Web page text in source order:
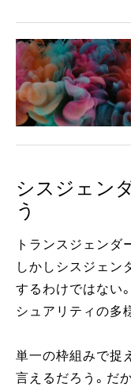
シスジェン
う
トランスジェンダ
しかしシスジェン
するわけではない
シュアリティの多
単一の枠組みで捉
言えるだろう。だ